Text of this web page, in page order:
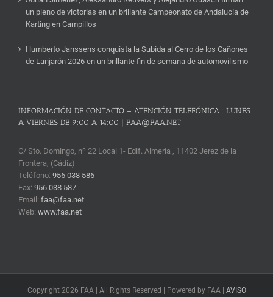
un pleno de victorias en un brillante Campeonato de Andalucía de
Karting en Campillos
Humberto Janssens conquista la Subida al Cerro de los Cañones
de Lanjarón 2026 en un brillante fin de semana de automovilismo
INFORMACIÓN DE CONTACTO – ATENCIÓN TELEFÓNICA : LUNES
A VIERNES DE 9:00 A 14:00 | FAA@FAA.NET
C/ Sto. Domingo, nº 22 Local 1- Edif. Almería , 11402 Jerez de la
Frontera, (Cádiz)
Teléfono: 956 038 586
Fax: 956 038 587
Email: faa@faa.net
Web: www.faa.net
Copyright 2026 FAA | All Rights Reserved | Powered by FAA | AVISO